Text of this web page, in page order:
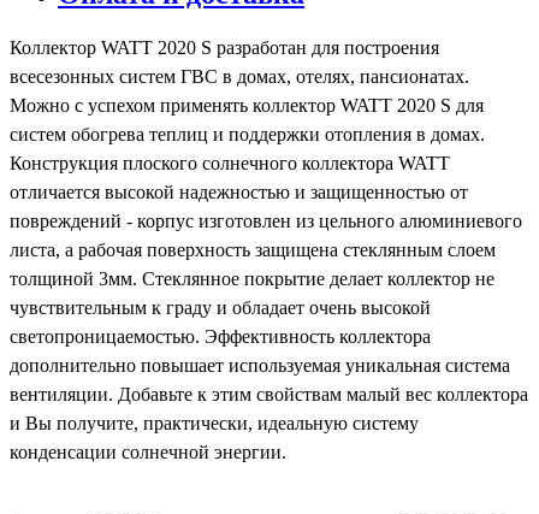
Коллектор WATT 2020 S разработан для построения
всесезонных систем ГВС в домах, отелях, пансионатах.
Можно с успехом применять коллектор WATT 2020 S для
систем обогрева теплиц и поддержки отопления в домах.
Конструкция плоского солнечного коллектора WATT
отличается высокой надежностью и защищенностью от
повреждений - корпус изготовлен из цельного алюминиевого
листа, а рабочая поверхность защищена стеклянным слоем
толщиной 3мм. Стеклянное покрытие делает коллектор не
чувствительным к граду и обладает очень высокой
светопроницаемостью. Эффективность коллектора
дополнительно повышает используемая уникальная система
вентиляции. Добавьте к этим свойствам малый вес коллектора
и Вы получите, практически, идеальную систему
конденсации солнечной энергии.